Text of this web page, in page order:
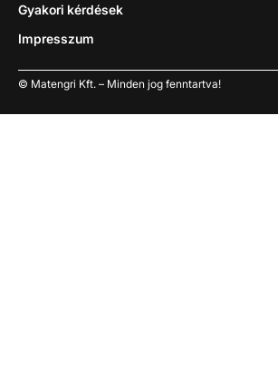
Gyakori kérdések
Impresszum
© Matengri Kft. – Minden jog fenntartva!